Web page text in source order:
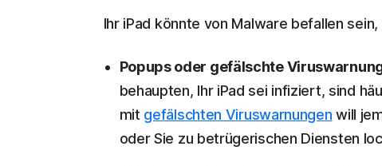
Ihr iPad könnte von Malware befallen
Popups oder gefälschte
behaupten, Ihr iPad sei infiziert, sind
mit gefälschten Viruswarnungen will
oder Sie zu betrügerischen Diensten